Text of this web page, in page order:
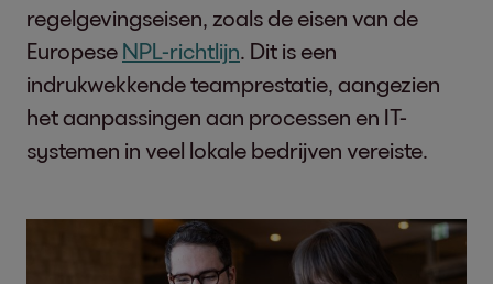
regelgevingseisen, zoals de eisen van de
Europese NPL-richtlijn. Dit is een
indrukwekkende teamprestatie, aangezien
het aanpassingen aan processen en IT-
systemen in veel lokale bedrijven vereiste.